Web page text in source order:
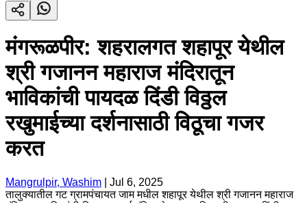
मंगरूळपीर: शहरालगत शहापूर येथील
श्री गजानन महाराज मंदिरातून
भाविकांची पायदळ दिंडी विठ्ठल
रखुमाईच्या दर्शनासाठी विठूचा गजर
करत
Mangrulpir, Washim
Jul 6, 2025
तालुक्यातील गट ग्रामपंचायत जाम मधील शहापूर येथील श्री गजानन महाराज